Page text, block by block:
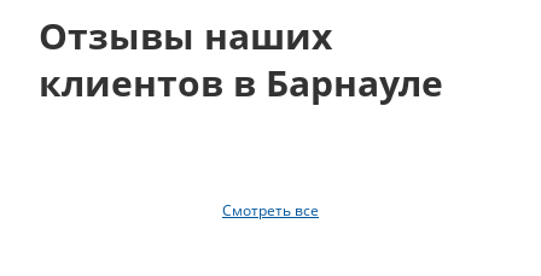
Отзывы наших
клиентов в Барнауле
Смотреть все